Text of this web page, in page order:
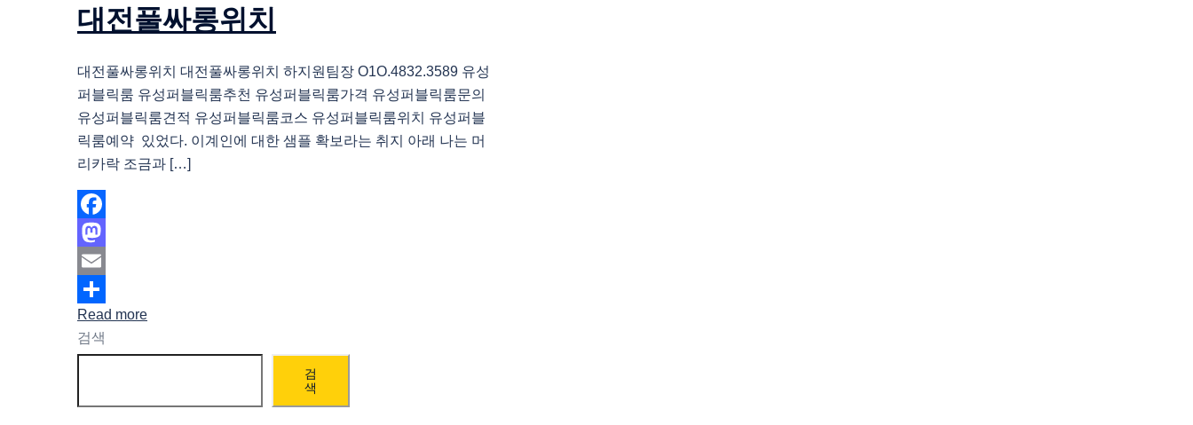
대전풀싸롱위치
대전풀싸롱위치 대전풀싸롱위치 하지원팀장 O1O.4832.3589 유성
퍼블릭룸 유성퍼블릭룸추천 유성퍼블릭룸가격 유성퍼블릭룸문의
유성퍼블릭룸견적 유성퍼블릭룸코스 유성퍼블릭룸위치 유성퍼블
릭룸예약 있었다. 이계인에 대한 샘플 확보라는 취지 아래 나는 머
리카락 조금과 […]
Facebook
Mastodon
Email
Share
Read more
검색
검
색